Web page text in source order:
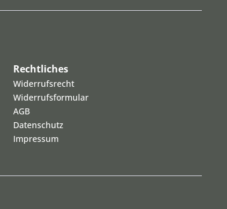
Rechtliches
Widerrufsrecht
Widerrufsformular
AGB
Datenschutz
Impressum